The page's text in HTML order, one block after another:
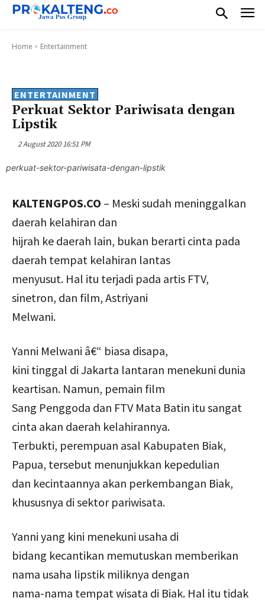
Home Entertainment
ENTERTAINMENT
Perkuat Sektor Pariwisata dengan
Lipstik
2 August 2020 16:51 PM
perkuat-sektor-pariwisata-dengan-lipstik
KALTENGPOS.CO – Meski sudah meninggalkan
daerah kelahiran dan
hijrah ke daerah lain, bukan berarti cinta pada
daerah tempat kelahiran lantas
menyusut. Hal itu terjadi pada artis FTV,
sinetron, dan film, Astriyani
Melwani.
Yanni Melwani â€“ biasa disapa,
kini tinggal di Jakarta lantaran menekuni dunia
keartisan. Namun, pemain film
Sang Penggoda dan FTV Mata Batin itu sangat
cinta akan daerah kelahirannya.
Terbukti, perempuan asal Kabupaten Biak,
Papua, tersebut menunjukkan kepedulian
dan kecintaannya akan perkembangan Biak,
khususnya di sektor pariwisata.
Yanni yang kini menekuni usaha di
bidang kecantikan memutuskan memberikan
nama usaha lipstik miliknya dengan
nama-nama tempat wisata di Biak. Hal itu tidak